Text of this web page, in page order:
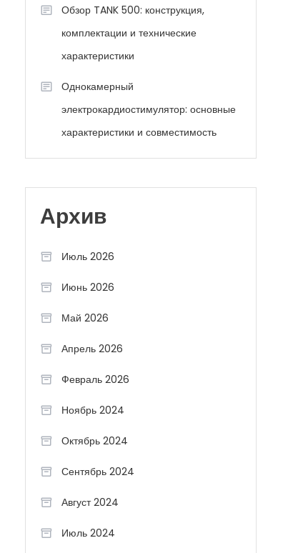
Обзор TANK 500: конструкция,
комплектации и технические
характеристики
Однокамерный
электрокардиостимулятор: основные
характеристики и совместимость
Архив
Июль 2026
Июнь 2026
Май 2026
Апрель 2026
Февраль 2026
Ноябрь 2024
Октябрь 2024
Сентябрь 2024
Август 2024
Июль 2024